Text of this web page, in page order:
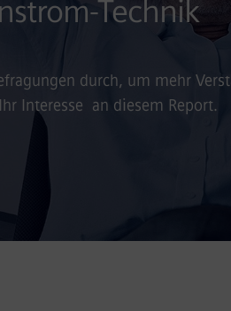
Technik
durch, um mehr
Interesse an diesem Report.